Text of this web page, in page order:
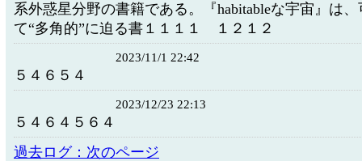
系外惑星分野の書籍である。『habitableな宇宙』は
て“多角的”に迫る書１１１１ １２１２
2023/11/1 22:42
５４６５４
2023/12/23 22:13
５４６４５６４
過去ログ：次のページ